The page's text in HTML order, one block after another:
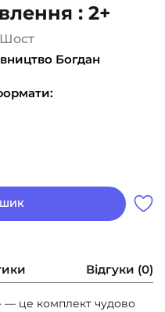
: 2+
Шост
Богдан
Відгуки (0)
— це комплект чудово